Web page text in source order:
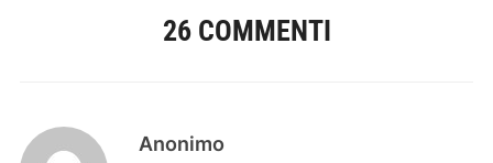
26 COMMENTI
Anonimo